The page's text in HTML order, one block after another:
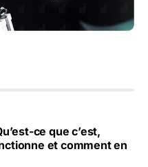
ce que c’est,
et comment en